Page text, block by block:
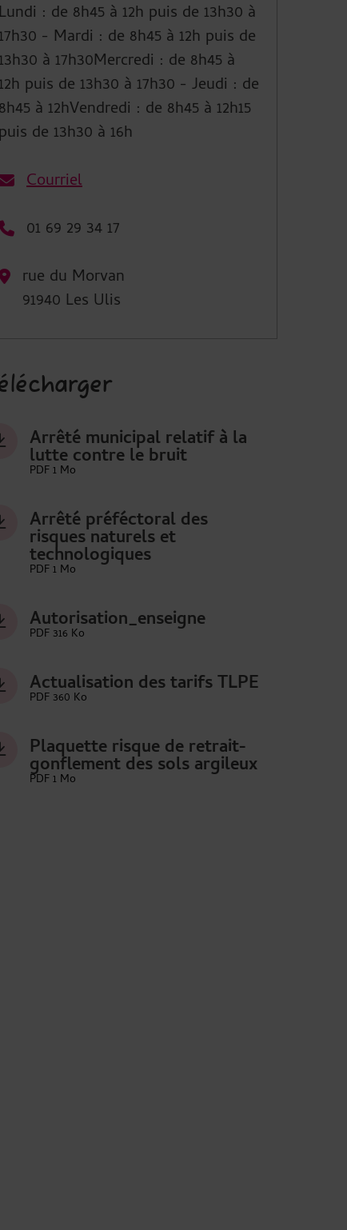
Lundi : de 8h45 à 12h puis de 13h30 à
17h30 - Mardi : de 8h45 à 12h puis de
13h30 à 17h30Mercredi : de 8h45 à
12h puis de 13h30 à 17h30 - Jeudi : de
8h45 à 12hVendredi : de 8h45 à 12h15
puis de 13h30 à 16h
Courriel
01 69 29 34 17
rue du Morvan
91940 Les Ulis
Arrêté municipal relatif à la
lutte contre le bruit
PDF 1 Mo
Arrêté préféctoral des
risques naturels et
technologiques
PDF 1 Mo
Autorisation_enseigne
PDF 316 Ko
Actualisation des tarifs TLPE
PDF 360 Ko
Plaquette risque de retrait-
gonflement des sols argileux
PDF 1 Mo